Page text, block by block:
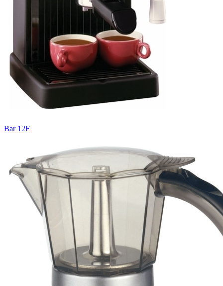
Bar 12F